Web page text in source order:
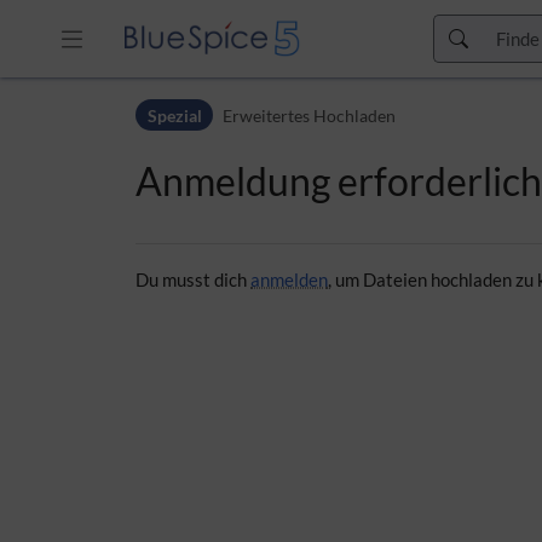
Zur Hauptnavigation
Zum Arbeitsbereich
Spezial Erweitertes Hochladen
Anmeldung erforderlich
Du musst dich anmelden, um Dateien hochladen zu